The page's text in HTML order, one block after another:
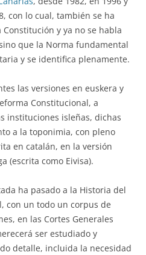
con lo cual, también se ha
y ya no se habla
sino que la Norma fundamental
y se identifica plenamente.
las versiones en euskera y
Constitucional, a
instituciones isleñas, dichas
a la toponimia, con pleno
en catalán, en la versión
(escrita como Eivisa).
ha pasado a la Historia del
con un todo un corpus de
en las Cortes Generales
ser estudiado y
detalle, incluida la necesidad